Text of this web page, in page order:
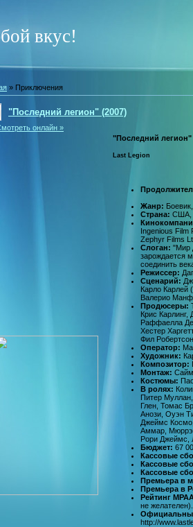
вкус!
» Приключения
"Последний легион" (2007)
"Последний легион"
Last Legion
Жанр:
Страна: США,
Ingenious Film
Zephyr Films
Слоган: "Мир
зарождается
соединить
Режиссер:
Сценарий:
Карло Карлей
Валерио
Продюсеры:
Крис
Раффаелла Де
Хестер
Фил
Оператор:
Художник:
Композитор:
Монтаж:
Костюмы:
В ролях:
Питер
Глен, Томас
Анози, Оуэн
Джеймс
Аммар,
Рори Джеймс,
Бюджет: 67
Кассовые
Кассовые
Кассовые
Премьера в
Премьера в
Рейтинг
не желателен).
http://
онлайн »